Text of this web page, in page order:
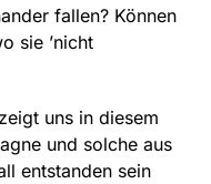
fallen? Können
sie ’nicht
uns in diesem
und solche aus
entstanden sein